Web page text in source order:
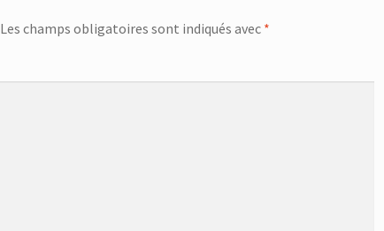
Les champs obligatoires sont indiqués avec *